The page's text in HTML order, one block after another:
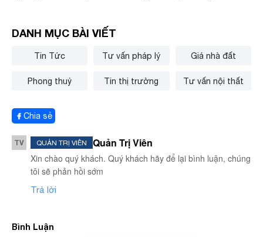
DANH MỤC BÀI VIẾT
Tin Tức Tư vấn pháp lý Giá nhà đất
Phong thuỷ Tin thị trường Tư vấn nội thất
Chia sẻ
TV Quản Trị Viên
QUẢN TRỊ VIÊN
Xin chào quý khách. Quý khách hãy để lại bình luận, chúng
tôi sẽ phản hồi sớm
Trả lời
Bình Luận